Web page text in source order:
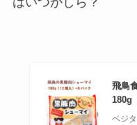
飛鳥
180g
ベジ